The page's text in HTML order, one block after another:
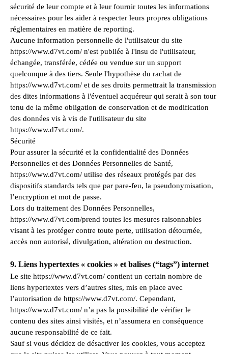
sécurité de leur compte et à leur fournir toutes les informations
nécessaires pour les aider à respecter leurs propres obligations
réglementaires en matière de reporting.
Aucune information personnelle de l'utilisateur du site
https://www.d7vt.com/ n'est publiée à l'insu de l'utilisateur,
échangée, transférée, cédée ou vendue sur un support
quelconque à des tiers. Seule l'hypothèse du rachat de
https://www.d7vt.com/ et de ses droits permettrait la transmission
des dites informations à l'éventuel acquéreur qui serait à son tour
tenu de la même obligation de conservation et de modification
des données vis à vis de l'utilisateur du site
https://www.d7vt.com/.
Sécurité
Pour assurer la sécurité et la confidentialité des Données
Personnelles et des Données Personnelles de Santé,
https://www.d7vt.com/ utilise des réseaux protégés par des
dispositifs standards tels que par pare-feu, la pseudonymisation,
l’encryption et mot de passe.
Lors du traitement des Données Personnelles,
https://www.d7vt.com/prend toutes les mesures raisonnables
visant à les protéger contre toute perte, utilisation détournée,
accès non autorisé, divulgation, altération ou destruction.
9. Liens hypertextes « cookies » et balises (“tags”) internet
Le site https://www.d7vt.com/ contient un certain nombre de
liens hypertextes vers d’autres sites, mis en place avec
l’autorisation de https://www.d7vt.com/. Cependant,
https://www.d7vt.com/ n’a pas la possibilité de vérifier le
contenu des sites ainsi visités, et n’assumera en conséquence
aucune responsabilité de ce fait.
Sauf si vous décidez de désactiver les cookies, vous acceptez